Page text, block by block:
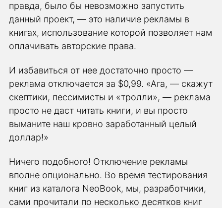
правда, было бы невозможно запустить
данный проект, — это наличие рекламы в
книгах, использование которой позволяет нам
оплачивать авторские права.
И избавиться от нее достаточно просто —
реклама отключается за $0,99. «Ага, — скажут
скептики, пессимисты и «тролли», — реклама
просто не даст читать книги, и вы просто
выманите наш кровно заработанный целый
доллар!»
Ничего подобного! Отключение рекламы
вполне опционально. Во время тестирования
книг из каталога NeoBook, мы, разработчики,
сами прочитали по несколько десятков книг